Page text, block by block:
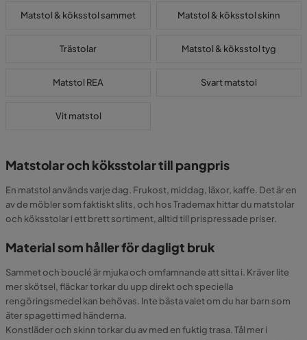
Matstol & köksstol sammet Matstol & köksstol skinn
Trästolar Matstol & köksstol tyg
Matstol REA Svart matstol
Vit matstol
Matstolar och köksstolar till pangpris
En matstol används varje dag. Frukost, middag, läxor, kaffe. Det är en
av de möbler som faktiskt slits, och hos Trademax hittar du matstolar
och köksstolar i ett brett sortiment, alltid till prispressade priser.
Material som håller för dagligt bruk
Sammet och bouclé är mjuka och omfamnande att sitta i. Kräver lite
mer skötsel, fläckar torkar du upp direkt och speciella
rengöringsmedel kan behövas. Inte bästa valet om du har barn som
äter spagetti med händerna.
Konstläder och skinn torkar du av med en fuktig trasa. Tål mer i